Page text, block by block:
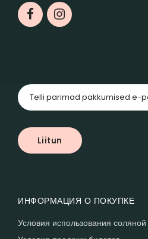
ИНФОРМАЦИЯ О ПОКУПКЕ
Условия использования